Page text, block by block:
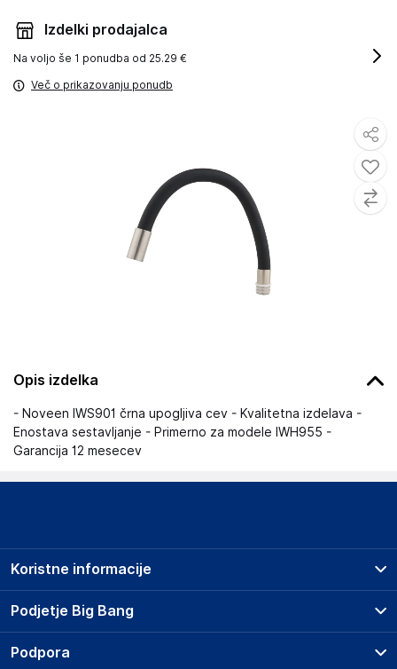
Opis izdelka
- Noveen IWS901 črna upogljiva cev - Kvalitetna izdelava -
Enostava sestavljanje - Primerno za modele IWH955 -
Garancija 12 mesecev
Izdelki prodajalca
Na voljo še 1 ponudba od 25.29 €
Več o prikazovanju ponudb
Podjetje Big Bang
O podjetju
Koristne informacije
Prodajna mesta
Storitve
Podpora